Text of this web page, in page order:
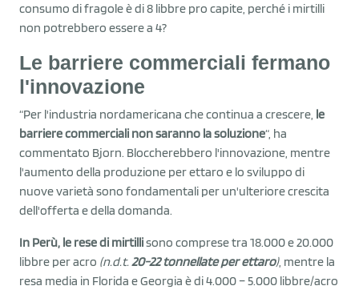
consumo di fragole è di 8 libbre pro capite, perché i mirtilli
non potrebbero essere a 4?
Le barriere commerciali fermano
l'innovazione
“Per l'industria nordamericana che continua a crescere, le
barriere commerciali non saranno la soluzione“, ha
commentato Bjorn. Bloccherebbero l'innovazione, mentre
l'aumento della produzione per ettaro e lo sviluppo di
nuove varietà sono fondamentali per un'ulteriore crescita
dell'offerta e della domanda.
In Perù, le rese di mirtillisono comprese tra 18.000 e 20.000
libbre per acro (n.d.t.20-22 tonnellate per ettaro), mentre la
resa media in Florida e Georgia è di 4.000 – 5.000 libbre/acro